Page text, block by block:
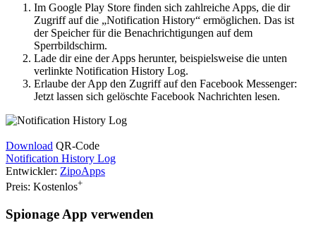
Im Google Play Store finden sich zahlreiche Apps, die dir
Zugriff auf die „Notification History“ ermöglichen. Das ist
der Speicher für die Benachrichtigungen auf dem
Sperrbildschirm.
Lade dir eine der Apps herunter, beispielsweise die unten
verlinkte Notification History Log.
Erlaube der App den Zugriff auf den Facebook Messenger:
Jetzt lassen sich gelöschte Facebook Nachrichten lesen.
Download QR-Code
Notification History Log
Entwickler: ZipoApps
Preis: Kostenlos+
Spionage App verwenden